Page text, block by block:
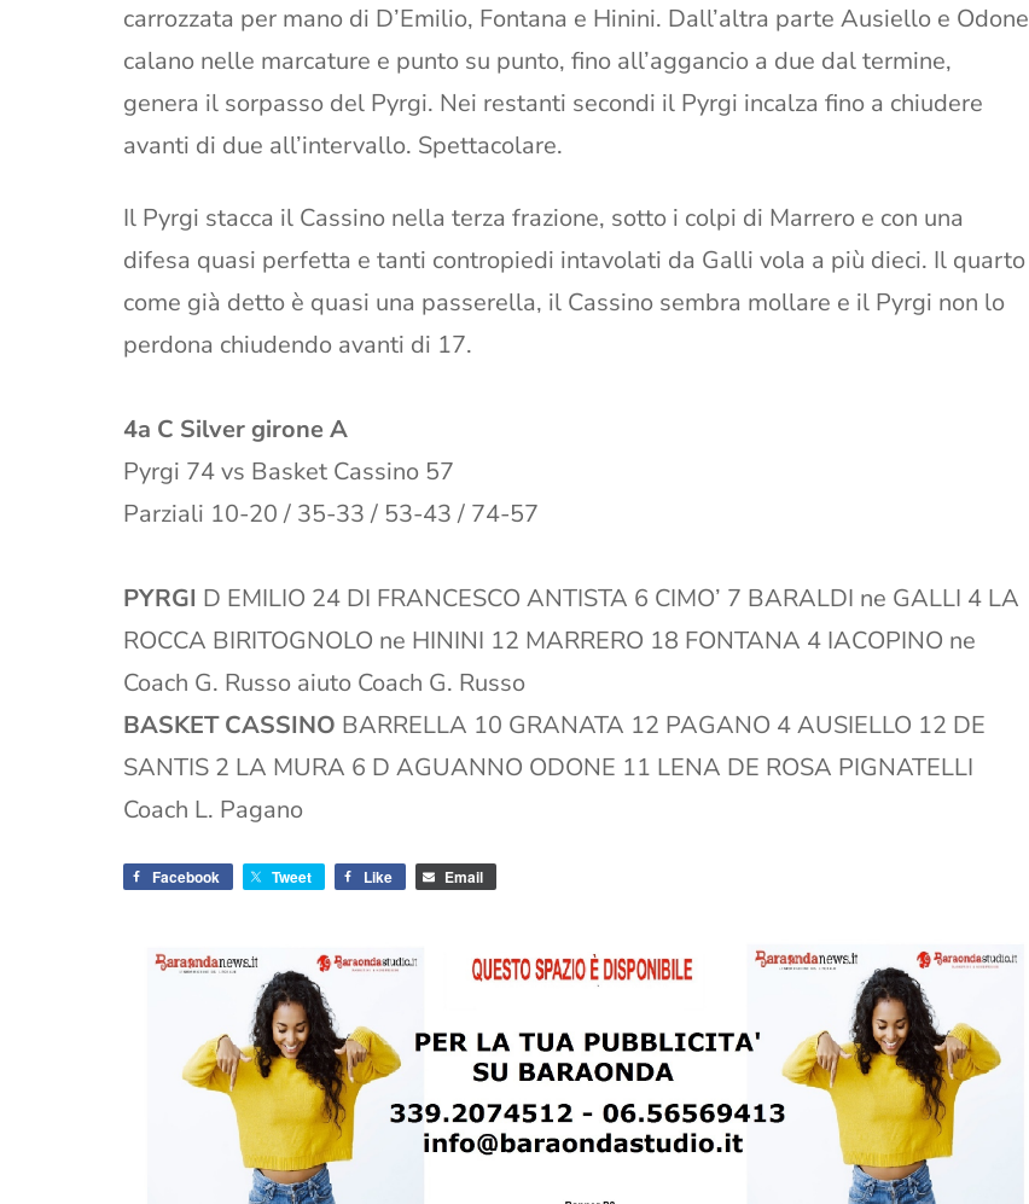
carrozzata per mano di D’Emilio, Fontana e Hinini. Dall’altra parte Ausiello e Odone
calano nelle marcature e punto su punto, fino all’aggancio a due dal termine,
genera il sorpasso del Pyrgi. Nei restanti secondi il Pyrgi incalza fino a chiudere
avanti di due all’intervallo. Spettacolare.
Il Pyrgi stacca il Cassino nella terza frazione, sotto i colpi di Marrero e con una
difesa quasi perfetta e tanti contropiedi intavolati da Galli vola a più dieci. Il quarto
come già detto è quasi una passerella, il Cassino sembra mollare e il Pyrgi non lo
perdona chiudendo avanti di 17.
4a C Silver girone A
Pyrgi 74 vs Basket Cassino 57
Parziali 10-20 / 35-33 / 53-43 / 74-57
PYRGI D EMILIO 24 DI FRANCESCO ANTISTA 6 CIMO’ 7 BARALDI ne GALLI 4 LA
ROCCA BIRITOGNOLO ne HININI 12 MARRERO 18 FONTANA 4 IACOPINO ne
Coach G. Russo aiuto Coach G. Russo
BASKET CASSINO BARRELLA 10 GRANATA 12 PAGANO 4 AUSIELLO 12 DE
SANTIS 2 LA MURA 6 D AGUANNO ODONE 11 LENA DE ROSA PIGNATELLI
Coach L. Pagano
Facebook Tweet Like Email